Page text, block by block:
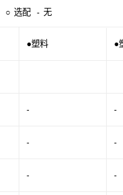
○ 选配 - 无
●塑料 ●
- -
- -
- -